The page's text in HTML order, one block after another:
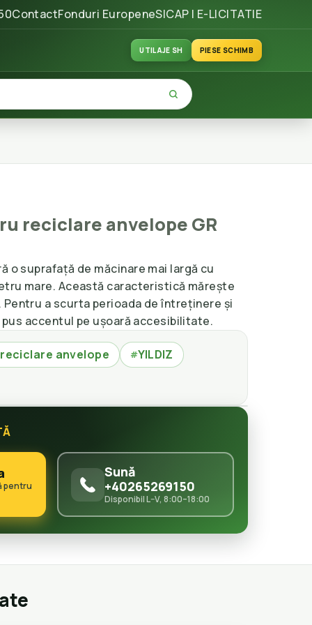
ContactFonduri EuropeneSICAP | E-LICITATIE
UTILAJE SH PIESE SCHIMB
reciclare anvelope GR
o suprafață de măcinare mai largă cu
mare. Această caracteristică mărește
a scurta perioada de întreținere și
accentul pe ușoară accesibilitate.
anvelope #YILDIZ
pentru
Sună
+40265269150
Disponibil L–V, 8:00–18:00